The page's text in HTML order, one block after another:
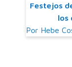
Festejos
los
Por Hebe